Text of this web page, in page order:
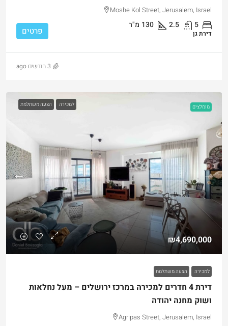
Moshe Kol Street, Jerusalem, Israel
5
2.5
130 מ"ר
דירת גן פרטים
3 חודשים ago
מומלצים למכירה הצעה משתלמת
₪4,690,000
למכירה הצעה משתלמת
דירת 4 חדרים למכירה במרכז ירושלים – מעל נחלאות
ושוק מחנה יהודה
Agripas Street, Jerusalem, Israel